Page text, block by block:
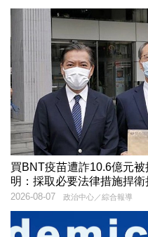
買BNT疫苗遭詐10.6億元
明：採取必要法律措施捍
政治中心／綜合報導
2026-08-07